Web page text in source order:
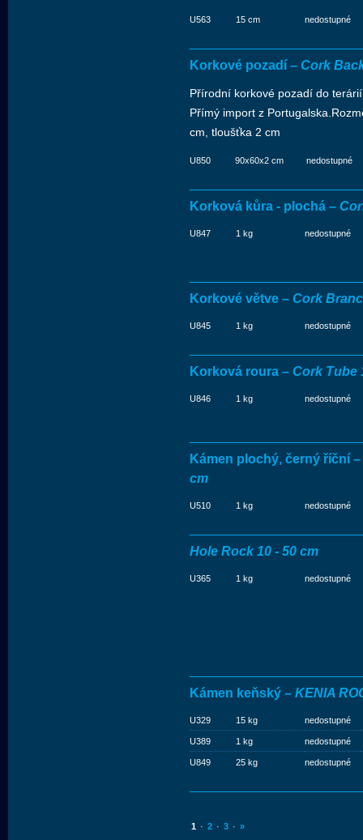
U563 15 cm nedostupné
Korkové pozadí – Cork
Přírodní korkové pozadí do
Přímý import z
cm, tloušťka 2 cm
U850 90x60x2 cm nedostupné
Korková kůra - plochá –
U847 1 kg nedostupné
Korkové větve – Cork
U845 1 kg nedostupné
Korková roura – Cork Tube
U846 1 kg nedostupné
Kámen plochý, černý říční –
cm
U510 1 kg nedostupné
Hole Rock 10 - 50 cm
U365 1 kg nedostupné
Kámen keňský – KENIA
U329 15 kg nedostupné
U389 1 kg nedostupné
U849 25 kg nedostupné
1 · 2 · 3 · »